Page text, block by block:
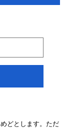
どとします。ただ